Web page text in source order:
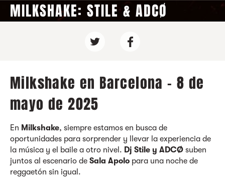
MILKSHAKE: STILE & ADCØ
Milkshake en Barcelona - 8 de
mayo de 2025
En Milkshake, siempre estamos en busca de
oportunidades para sorprender y llevar la experiencia de
la música y el baile a otro nivel. Dj Stile y ADCØ suben
juntos al escenario de Sala Apolo para una noche de
reggaetón sin igual.